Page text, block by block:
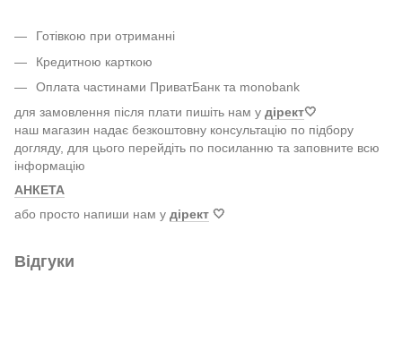
Готівкою при отриманні
Кредитною карткою
Оплата частинами ПриватБанк та monobank
для замовлення після плати пишіть нам у дірект🤍
наш магазин надає безкоштовну консультацію по підбору
догляду, для цього перейдіть по посиланню та заповните всю
інформацію
АНКЕТА
або просто напиши нам у дірект 🤍
Відгуки